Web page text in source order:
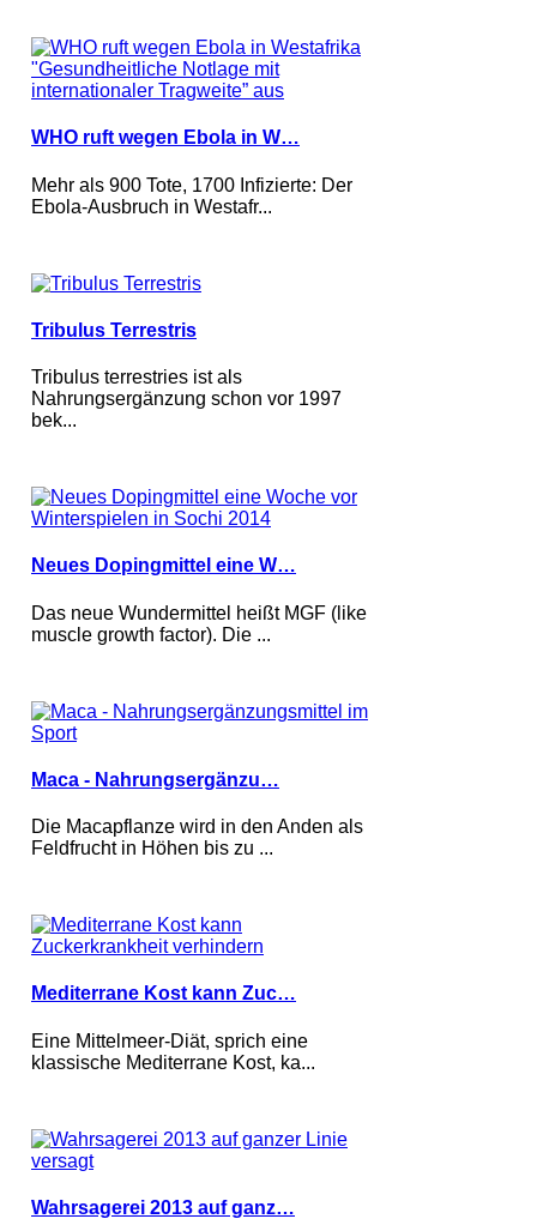
WHO ruft wegen Ebola in W…
Mehr als 900 Tote, 1700 Infizierte: Der
Ebola-Ausbruch in Westafr...
Tribulus Terrestris
Tribulus terrestries ist als
Nahrungsergänzung schon vor 1997
bek...
Neues Dopingmittel eine W…
Das neue Wundermittel heißt MGF (like
muscle growth factor). Die ...
Maca - Nahrungsergänzu…
Die Macapflanze wird in den Anden als
Feldfrucht in Höhen bis zu ...
Mediterrane Kost kann Zuc…
Eine Mittelmeer-Diät, sprich eine
klassische Mediterrane Kost, ka...
Wahrsagerei 2013 auf ganz…